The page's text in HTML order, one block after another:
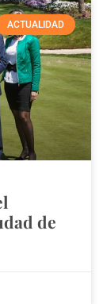
ACTUALIDAD
de